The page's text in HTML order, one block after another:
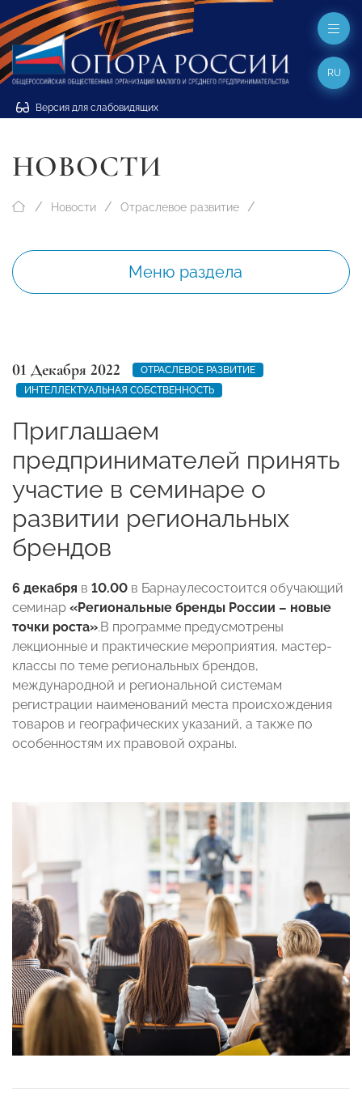
Версия для слабовидящих
RU
НОВОСТИ
Новости Отраслевое развитие
Меню раздела
01 Декабря 2022
ОТРАСЛЕВОЕ РАЗВИТИЕ
ИНТЕЛЛЕКТУАЛЬНАЯ СОБСТВЕННОСТЬ
Приглашаем
предпринимателей принять
участие в семинаре о
развитии региональных
брендов
6 декабря в 10.00 в Барнаулесостоится обучающий
семинар «Региональные бренды России – новые
точки роста».В программе предусмотрены
лекционные и практические мероприятия, мастер-
классы по теме региональных брендов,
международной и региональной системам
регистрации наименований места происхождения
товаров и географических указаний, а также по
особенностям их правовой охраны.